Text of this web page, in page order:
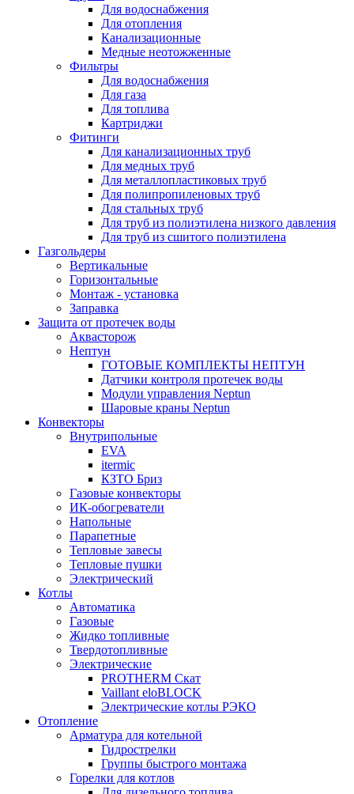
Для водоснабжения
Для отопления
Канализационные
Медные неотожженные
Фильтры
Для водоснабжения
Для газа
Для топлива
Картриджи
Фитинги
Для канализационных труб
Для медных труб
Для металлопластиковых труб
Для полипропиленовых труб
Для стальных труб
Для труб из полиэтилена низкого давления
Для труб из сшитого полиэтилена
Газгольдеры
Вертикальные
Горизонтальные
Монтаж - установка
Заправка
Защита от протечек воды
Аквасторож
Нептун
ГОТОВЫЕ КОМПЛЕКТЫ НЕПТУН
Датчики контроля протечек воды
Модули управления Neptun
Шаровые краны Neptun
Конвекторы
Внутрипольные
EVA
itermic
КЗТО Бриз
Газовые конвекторы
ИК-обогреватели
Напольные
Парапетные
Тепловые завесы
Тепловые пушки
Электрический
Котлы
Автоматика
Газовые
Жидко топливные
Твердотопливные
Электрические
PROTHERM Скат
Vaillant eloBLOCK
Электрические котлы РЭКО
Отопление
Арматура для котельной
Гидрострелки
Группы быстрого монтажа
Горелки для котлов